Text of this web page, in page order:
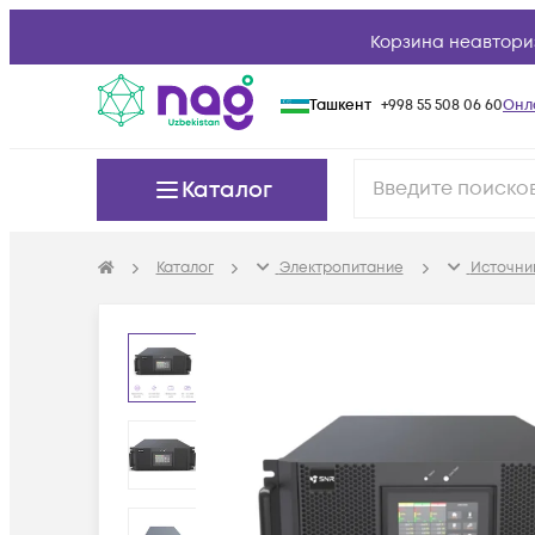
Корзина
Ташкент +998 55 508 06 60
Каталог
Каталог Электропитание